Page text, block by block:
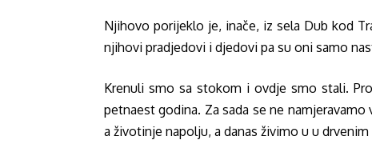
Njihovo porijeklo je, inače, iz sela Dub kod
njihovi pradjedovi i djedovi pa su oni samo
Krenuli smo sa stokom i ovdje smo stali.
petnaest godina. Za sada se ne
a životinje napolju, a danas živimo u u